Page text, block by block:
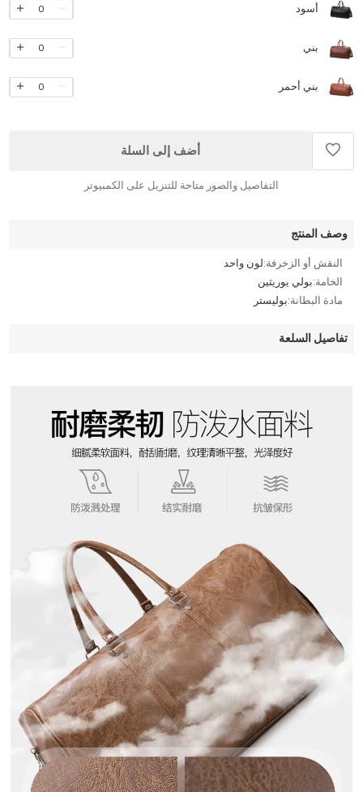
أسود 0
بني 0
بني أحمر 0
أضف إلى السلة
التفاصيل والصور متاحة للتنزيل على الكمبيوتر
وصف المنتج
النقش أو الزخرفة:لون واحد
الخامة:بولي يوريثين
مادة البطانة:بوليستر
تفاصيل السلعة